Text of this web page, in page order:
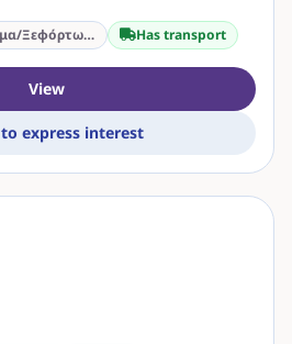
Κουβάλημα (Φόρτωμα/Ξεφόρτωμα) Has transport
View
express interest